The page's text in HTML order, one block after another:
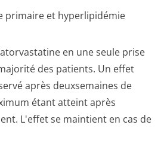
primaire et hyperlipidémie
en une seule prise
des patients. Un effet
après deuxsemaines de
étant atteint après
L'effet se maintient en cas de